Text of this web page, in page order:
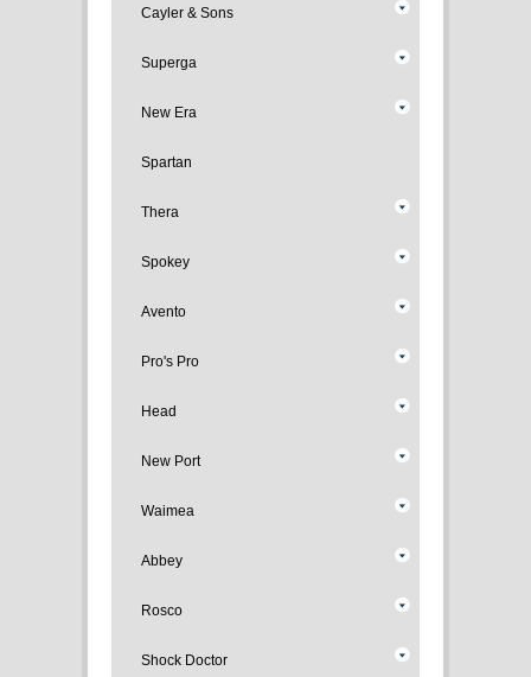
Cayler & Sons
Superga
New Era
Spartan
Thera
Spokey
Avento
Pro's Pro
Head
New Port
Waimea
Abbey
Rosco
Shock Doctor